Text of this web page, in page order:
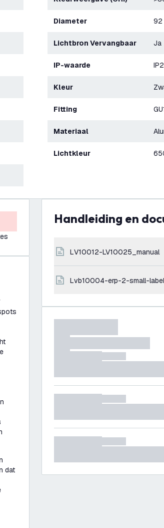
Diameter 92
Lichtbron Vervangbaar Ja
IP-waarde
Kleur
Fitting
Materiaal
Lichtkleur
dat
Handleiding en
LV10012-LV10025_manual
lvb10004-erp-2-small-